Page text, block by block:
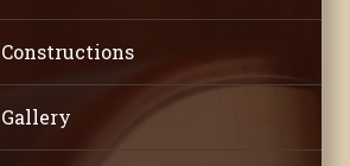
Constructions
Gallery